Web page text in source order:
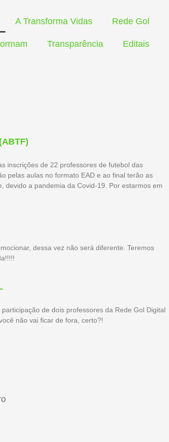
A Transforma Vidas Rede Gol
Transparência Editais
inscrições de 22 professores de futebol das
pelas aulas no formato EAD e ao final terão as
devido a pandemia da Covid-19. Por estarmos em
dessa vez não será diferente. Teremos
de dois professores da Rede Gol Digital
não vai ficar de fora, certo?!